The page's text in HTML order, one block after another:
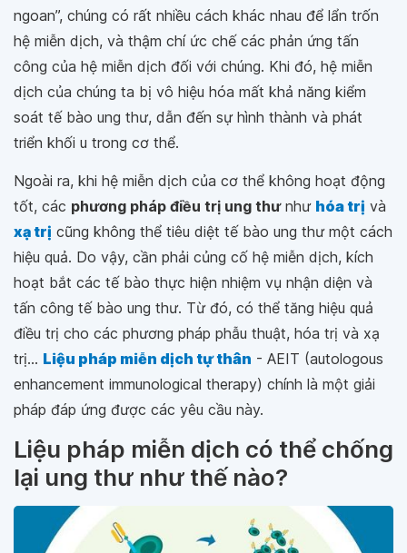
ngoan”, chúng có rất nhiều cách khác nhau để lẩn trốn
hệ miễn dịch, và thậm chí ức chế các phản ứng tấn
công của hệ miễn dịch đối với chúng. Khi đó, hệ miễn
dịch của chúng ta bị vô hiệu hóa mất khả năng kiểm
soát tế bào ung thư, dẫn đến sự hình thành và phát
triển khối u trong cơ thể.
Ngoài ra, khi hệ miễn dịch của cơ thể không hoạt động
tốt, các phương pháp điều trị ung thưnhư hóa trị và
xạ trị cũng không thể tiêu diệt tế bào ung thư một cách
hiệu quả. Do vậy, cần phải củng cố hệ miễn dịch, kích
hoạt bắt các tế bào thực hiện nhiệm vụ nhận diện và
tấn công tế bào ung thư. Từ đó, có thể tăng hiệu quả
điều trị cho các phương pháp phẫu thuật, hóa trị và xạ
trị... Liệu pháp miễn dịch tự thân - AEIT (autologous
enhancement immunological therapy) chính là một giải
pháp đáp ứng được các yêu cầu này.
Liệu pháp miễn dịch có thể chống
lại ung thư như thế nào?